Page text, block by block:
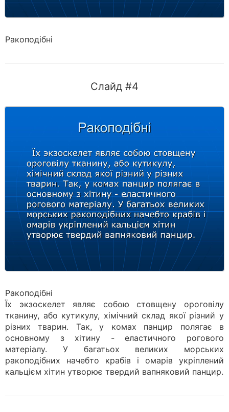
Ракоподібні
Слайд #4
Ракоподібні
Їх экзоскелет являє собою стовщену ороговілу
тканину, або кутикулу, хімічний склад якої різний у
різних тварин. Так, у комах панцир полягає в
основному з хітину - еластичного рогового
матеріалу. У багатьох великих морських
ракоподібних начебто крабів і омарів укріплений
кальцієм хітин утворює твердий вапняковий панцир.